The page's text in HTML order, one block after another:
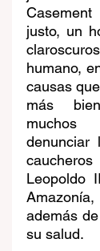
justo, un
humano,
causas
más
denunciar
Leopoldo
además
su salud.